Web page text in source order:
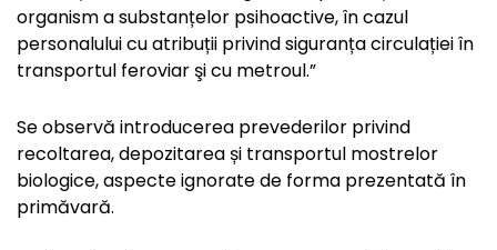
organism a substanțelor psihoactive, în cazul
personalului cu atribuții privind siguranța circulației în
transportul feroviar şi cu metroul.”
Se observă introducerea prevederilor privind
recoltarea, depozitarea și transportul mostrelor
biologice, aspecte ignorate de forma prezentată în
primăvară.